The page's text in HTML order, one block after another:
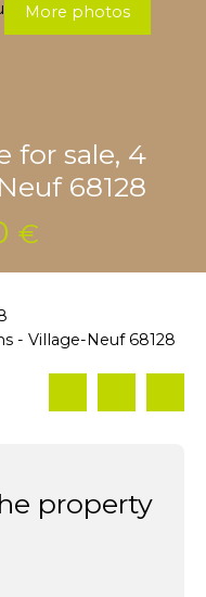
More photos
for sale, 4
68128
€
- Village-Neuf 68128
property